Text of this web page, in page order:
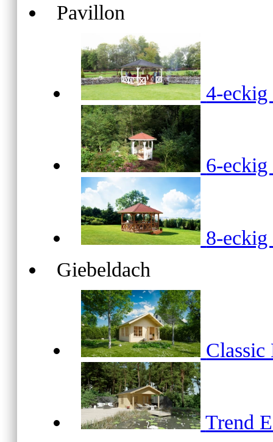
Pavillon
4-eckig
6-eckig
8-eckig
Giebeldach
Trend